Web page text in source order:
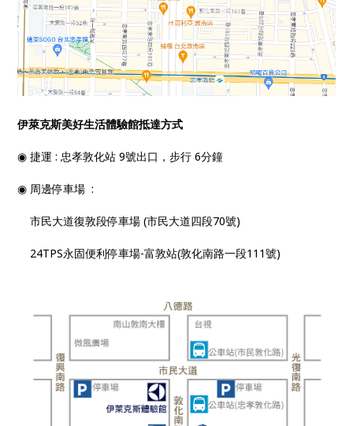
伊萊克斯美好生活體驗館抵達方式
◉ 捷運 : 忠孝敦化站 9號出口，步行 6分鐘
◉ 周邊停車場 :
市民大道復敦段停車場 (市民大道四段70號)
24TPS永固便利停車場-富敦站(敦化南路一段111號)